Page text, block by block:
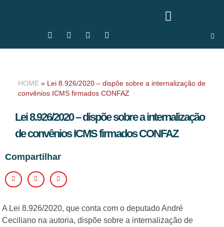
HOME » Lei 8.926/2020 – dispõe sobre a internalização de
convênios ICMS firmados CONFAZ
Lei 8.926/2020 – dispõe sobre a internalização
de convênios ICMS firmados CONFAZ
Compartilhar
A Lei 8.926/2020, que conta com o deputado André
Ceciliano na autoria, dispõe sobre a internalização de